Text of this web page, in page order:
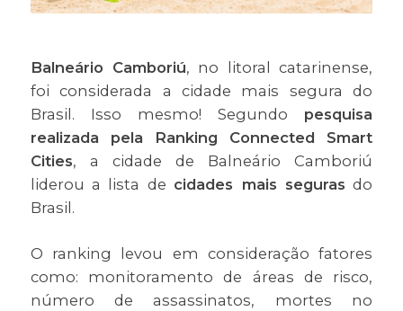
Balneário Camboriú, no litoral catarinense,
foi considerada a cidade mais segura do
Brasil. Isso mesmo! Segundo pesquisa
realizada pela Ranking Connected Smart
Cities, a cidade de Balneário Camboriú
liderou a lista de cidades mais seguras do
Brasil.
O ranking levou em consideração fatores
como: monitoramento de áreas de risco,
número de assassinatos, mortes no